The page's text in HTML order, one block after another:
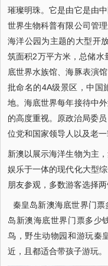
璀璨明珠。它是由它是由
世界生物科普有限公司管
海洋公园为主题的大型开
筑面积2万平方米，总储
底世界水族馆、海豚表演
批命名的4A级景区，中国
地。海底世界每年接待中
的高度重视。原政治局委
位党和国家领导人以及老一
新澳以展示海洋生物为主
娱乐于一体的现代化大型
朋友参观，多数游客选择两
秦皇岛新澳海底世界门
岛新澳海底世界门票多少
鸟，野生动物园和游玩秦
近，且都适合带孩子游玩。